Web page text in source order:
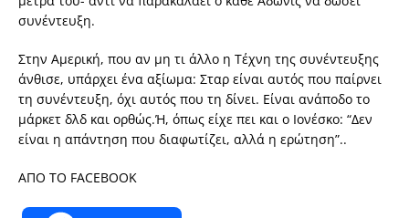
συνέντευξη.
Στην Αμερική, που αν μη τι άλλο η Τέχνη της συνέντευξης
άνθισε, υπάρχει ένα αξίωμα: Σταρ είναι αυτός που παίρνει
τη συνέντευξη, όχι αυτός που τη δίνει. Είναι ανάποδο το
μάρκετ δλδ και ορθώς.Ή, όπως είχε πει και ο Ιονέσκο: “Δεν
είναι η απάντηση που διαφωτίζει, αλλά η ερώτηση”..
ΑΠΟ ΤΟ FACEBOOK